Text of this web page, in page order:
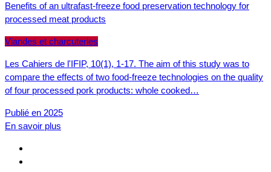
Benefits of an ultrafast-freeze food preservation technology for
processed meat products
Viandes et charcuteries
Les Cahiers de l'IFIP, 10(1), 1-17. The aim of this study was to
compare the effects of two food-freeze technologies on the quality
of four processed pork products: whole cooked…
Publié en 2025
En savoir plus